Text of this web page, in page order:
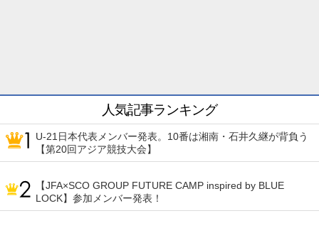
人気記事ランキング
U-21日本代表メンバー発表。10番は湘南・石井久継が背負う
【第20回アジア競技大会】
【JFA×SCO GROUP FUTURE CAMP inspired by BLUE
LOCK】参加メンバー発表！